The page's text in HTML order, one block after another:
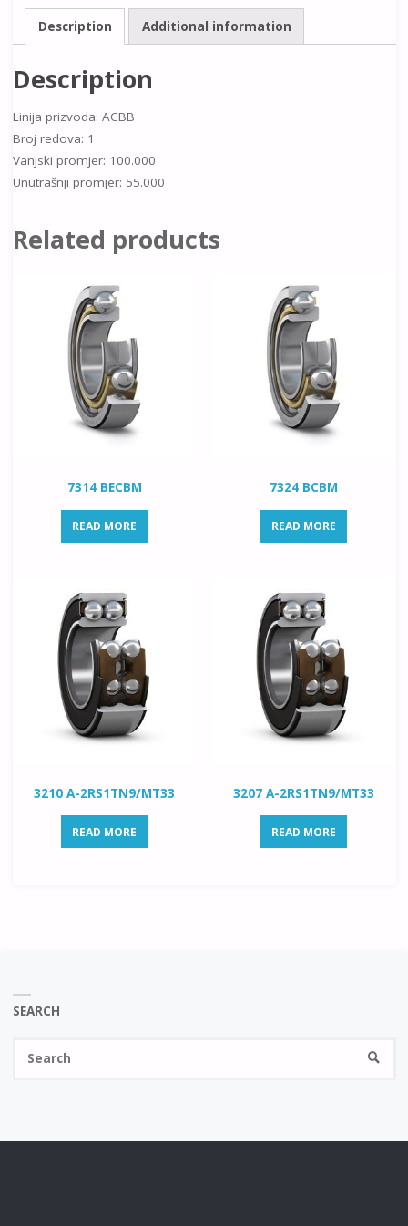
Description Additional information
Description
Linija prizvoda: ACBB
Broj redova: 1
Vanjski promjer: 100.000
Unutrašnji promjer: 55.000
Related products
7314 BECBM
READ MORE
7324 BCBM
READ MORE
3210 A-2RS1TN9/MT33
READ MORE
3207 A-2RS1TN9/MT33
READ MORE
SEARCH